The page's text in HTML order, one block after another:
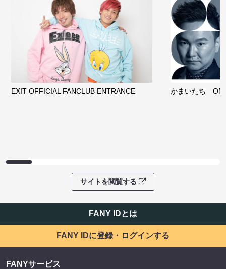
EXIT OFFICIAL FANCLUB ENTRANCE かまいたち
サイトを閲覧する
FANY IDとは
FANY IDに登録・ログインする
FANYサービス